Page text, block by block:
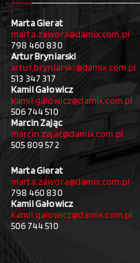
Marta Gierat
marta.zawora@damix.com.pl
798 460 830
Artur Bryniarski
artur.bryniarski@damix.com.pl
513 347 317
Kamil Gałowicz
kamil.galowicz@damix.com.pl
506 744 510
Marcin Zając
marcin.zajac@damix.com.pl
505 809 572
Marta Gierat
marta.zawora@damix.com.pl
798 460 830
Kamil Gałowicz
kamil.galowicz@damix.com.pl
506 744 510